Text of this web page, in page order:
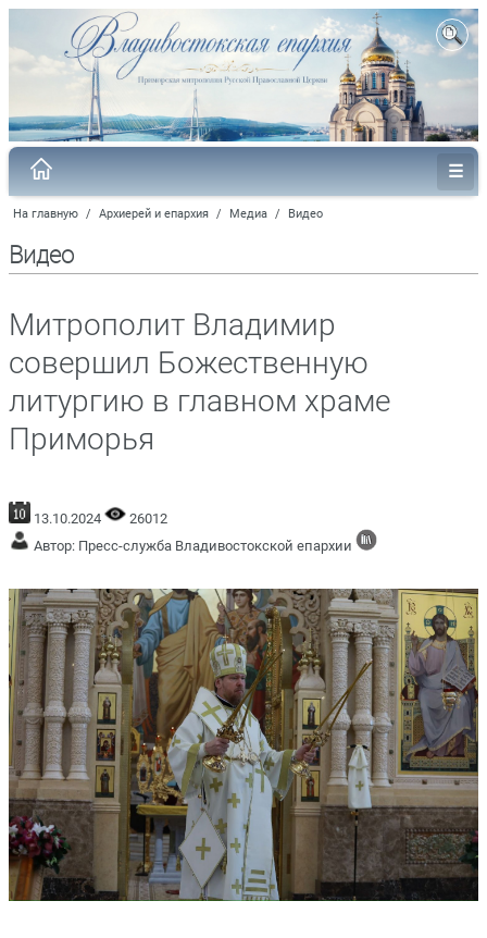
На главную / Архиерей и епархия / Медиа / Видео
Видео
Митрополит Владимир
совершил Божественную
литургию в главном храме
Приморья
13.10.2024
26012
Автор: Пресс-служба Владивостокской епархии